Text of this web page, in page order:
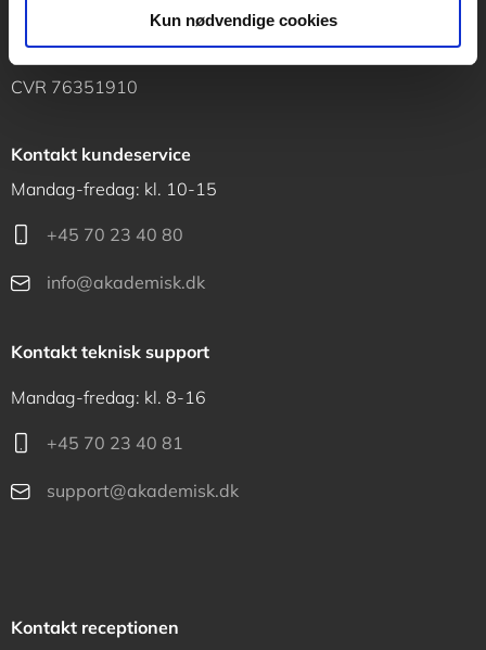
Kun nødvendige cookies
Vognmagergade 11
1120 København K
CVR 76351910
Kontakt kundeservice
Mandag-fredag: kl. 10-15
+45 70 23 40 80
info@akademisk.dk
Kontakt teknisk support
Mandag-fredag: kl. 8-16
+45 70 23 40 81
support@akademisk.dk
Kontakt receptionen